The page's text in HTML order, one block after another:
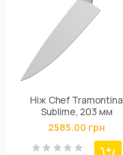
Ніж Chef Tramontina
Sublime, 203 мм
2585.00 грн